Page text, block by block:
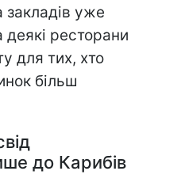
уже
деякі ресторани
для тих, хто
більш
до Карибів